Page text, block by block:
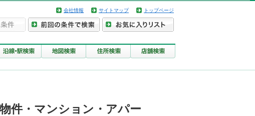
会社情報 サイトマップ トップページ
件・マンション・アパー